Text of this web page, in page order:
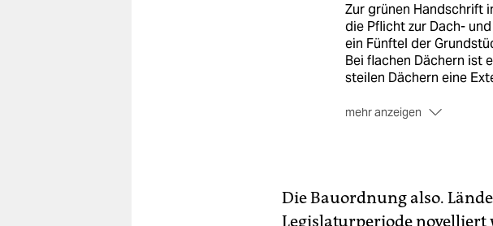
Zur grünen Handschrift
die Pflicht zur Dach-
ein Fünftel der
Bei flachen Dächern ist
steilen Dächern eine
mehr anzeigen
Um den Ausbau der
zwei Stockwerke auf
Die Bauordnung also.
Legislaturperiode novelliert